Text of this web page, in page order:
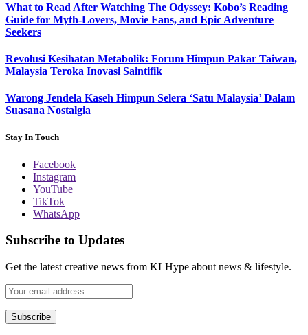
What to Read After Watching The Odyssey: Kobo’s Reading
Guide for Myth-Lovers, Movie Fans, and Epic Adventure
Seekers
Revolusi Kesihatan Metabolik: Forum Himpun Pakar Taiwan,
Malaysia Teroka Inovasi Saintifik
Warong Jendela Kaseh Himpun Selera ‘Satu Malaysia’ Dalam
Suasana Nostalgia
Stay In Touch
Facebook
Instagram
YouTube
TikTok
WhatsApp
Subscribe to Updates
Get the latest creative news from KLHype about news & lifestyle.